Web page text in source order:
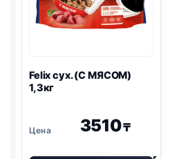
Felixсух. (С МЯСОМ)
1,3кг
3510₸